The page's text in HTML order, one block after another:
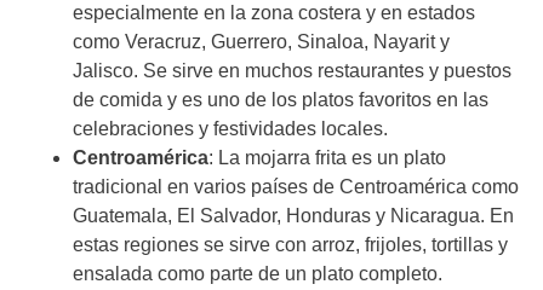
especialmente en la zona costera y en estados
como Veracruz, Guerrero, Sinaloa, Nayarit y
Jalisco. Se sirve en muchos restaurantes y puestos
de comida y es uno de los platos favoritos en las
celebraciones y festividades locales.
Centroamérica: La mojarra frita es un plato
tradicional en varios países de Centroamérica como
Guatemala, El Salvador, Honduras y Nicaragua. En
estas regiones se sirve con arroz, frijoles, tortillas y
ensalada como parte de un plato completo.